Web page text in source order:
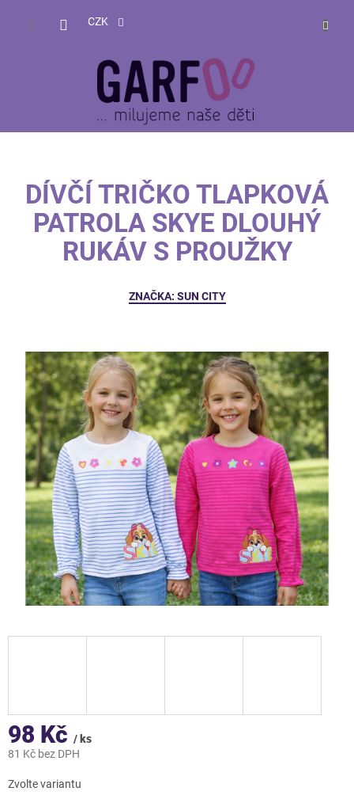
CZK
DÍVČÍ TRIČKO TLAPKOVÁ
PATROLA SKYE DLOUHÝ
RUKÁV S PROUŽKY
ZNAČKA: SUN CITY
98 Kč / ks
81 Kč bez DPH
cena:
Zvolte variantu